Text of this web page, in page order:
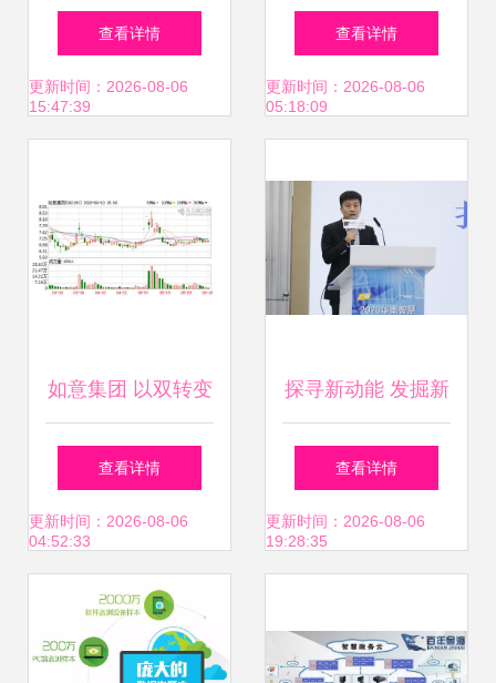
务赋能 中国商飞客
服公司荣获第三届
赛领军组二等奖的
背后
查看详情
更新时间：2026-08-06
15:47:39
动的零售业变革
查看详情
更新时间：2026-08-06
05:18:09
如意集团 以双转变
驱动互联网数据服
务新生态的革新之
路
查看详情
更新时间：2026-08-06
04:52:33
探寻新动能 发掘新
路径 2020华南智
慧工厂论坛诠释互
章
查看详情
更新时间：2026-08-06
19:28:35